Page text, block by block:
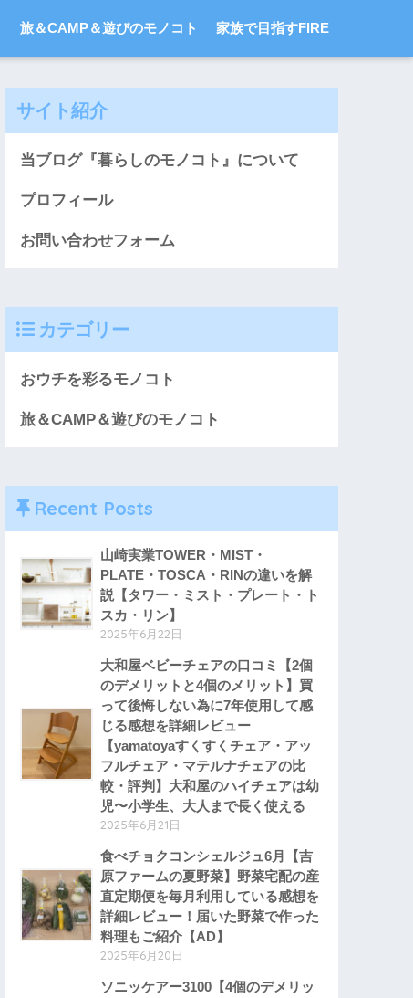
旅＆CAMP＆遊びのモノコト 家族で目指すFIRE
サイト紹介
当ブログ『暮らしのモノコト』について
プロフィール
お問い合わせフォーム
カテゴリー
おウチを彩るモノコト
旅＆CAMP＆遊びのモノコト
Recent Posts
山崎実業TOWER・MIST・
PLATE・TOSCA・RINの違いを解
説【タワー・ミスト・プレート・ト
スカ・リン】
2025年6月22日
大和屋ベビーチェアの口コミ【2個
のデメリットと4個のメリット】買
って後悔しない為に7年使用して感
じる感想を詳細レビュー
【yamatoyaすくすくチェア・アッ
フルチェア・マテルナチェアの比
較・評判】大和屋のハイチェアは幼
児〜小学生、大人まで長く使える
2025年6月21日
食べチョクコンシェルジュ6月【吉
原ファームの夏野菜】野菜宅配の産
直定期便を毎月利用している感想を
詳細レビュー！届いた野菜で作った
料理もご紹介【AD】
2025年6月20日
ソニッケアー3100【4個のデメリッ